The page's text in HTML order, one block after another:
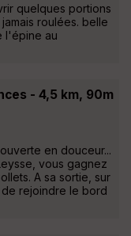
quelques portions
roulées. belle
l'épine au
- 4,5 km, 90m
en douceur...
vous gagnez
A sa sortie, sur
rejoindre le bord